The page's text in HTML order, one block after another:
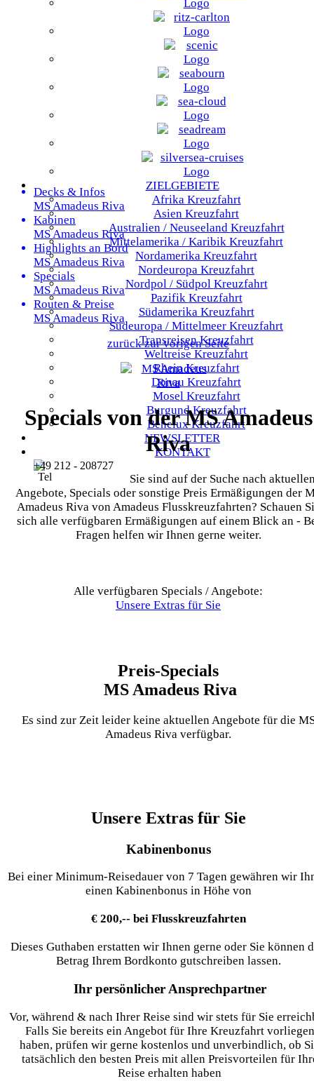
ZIELGEBIETE
Afrika Kreuzfahrt
Asien Kreuzfahrt
Australien / Neuseeland Kreuzfahrt
Mittelamerika / Karibik Kreuzfahrt
Nordamerika Kreuzfahrt
Nordeuropa Kreuzfahrt
Nordpol / Südpol Kreuzfahrt
Pazifik Kreuzfahrt
Südamerika Kreuzfahrt
Südeuropa / Mittelmeer Kreuzfahrt
TransreisenKreuzfahrt
Weltreise Kreuzfahrt
RheinKreuzfahrt
Donau Kreuzfahrt
Mosel Kreuzfahrt
BurgundKreuzfahrt
BeneluxKreuzfahrt
NEWSLETTER
KONTAKT
+49 212 - 208727
Decks & Infos
MS Amadeus Riva
Kabinen
MS Amadeus Riva
Highlights an Bord
MS Amadeus Riva
Specials
MS Amadeus Riva
Routen & Preise
MS Amadeus Riva
zurück zur vorigen Seite
Specials von der MS Amadeus
Riva
Sie sind auf der Suche nach
Angebote, Specials oder sonstige Preis Ermäßigungen der
Amadeus Riva von Amadeus Flusskreuzfahrten? Schauen
sich alle verfügbaren Ermäßigungen auf einem Blick an -
Fragen helfen wir Ihnen gerne weiter.
Alle verfügbaren Specials / Angebote:
Unsere Extras für Sie
Preis-Specials
MS Amadeus Riva
Es sind zur Zeit leider keine aktuellen Angebote für die
Amadeus Riva verfügbar.
Unsere Extras für Sie
Kabinenbonus
Bei einer Minimum-Reisedauer von 7 Tagen gewähren wir
einen Kabinenbonus in Höhe von
€ 200,-- bei Flusskreuzfahrten
Dieses Guthaben erstatten wir Ihnen gerne oder Sie können
Betrag Ihrem Bordkonto gutschreiben lassen.
Ihr persönlicher Ansprechpartner
Vor, während & nach Ihrer Reise sind wir stets für Sie
Falls Sie bereits ein Angebot für Ihre Kreuzfahrt vorliegen
haben, prüfen wir gerne kostenlos und unverbindlich, ob
tatsächlich den besten Preis mit allen Preisvorteilen für
Reise erhalten haben